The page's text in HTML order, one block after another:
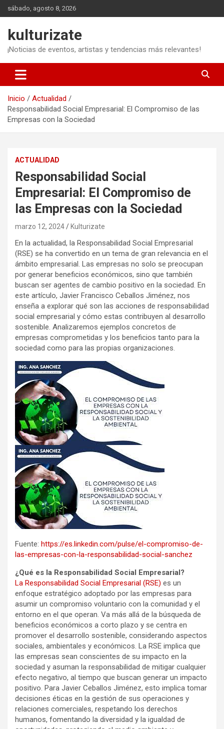
Saltar
al
sábado, agosto 8, 2026
kulturizate
¡Noticias de eventos, artistas y tendencias más relevantes!
Inicio
Actualidad
Responsabilidad Social Empresarial: El Compromiso de las
Empresas con la Sociedad
ACTUALIDAD
Responsabilidad Social
Empresarial: El Compromiso de
las Empresas con la Sociedad
marzo 12, 2024 Kulturizate
En la actualidad, la Responsabilidad Social Empresarial
(RSE) se ha convertido en un tema de gran relevancia en el
ámbito empresarial. Las empresas no solo se preocupan
por generar beneficios económicos, sino que también
buscan ser agentes de cambio positivo en la sociedad. En
este artículo, Javier Francisco Ceballos Jiménez, nos
enseña a explorar qué son las acciones de responsabilidad
social empresarial y cómo estas contribuyen al desarrollo
sostenible. Analizaremos ejemplos concretos de
empresas comprometidas y los beneficios tanto para la
sociedad como para las propias organizaciones.
Fuente: https://es.linkedin.com/pulse/el-compromiso-de-
las-empresas-con-la-responsabilidad-social-sanchez
¿Qué es la Responsabilidad Social Empresarial?
La Responsabilidad Social Empresarial (RSE) es un
enfoque estratégico adoptado por las empresas para
asumir un compromiso voluntario con la comunidad y el
entorno en el que operan. Va más allá de la búsqueda de
beneficios económicos a corto plazo y se centra en
promover el desarrollo sostenible, considerando aspectos
sociales, ambientales y económicos. La RSE implica que
las empresas sean conscientes de su impacto en la
sociedad y asuman la responsabilidad de mitigar cualquier
efecto negativo, al tiempo que buscan generar un impacto
positivo. Para Javier Ceballos Jiménez, esto implica tomar
decisiones éticas en la gestión de sus operaciones y
relaciones comerciales, respetando los derechos
humanos, fomentando la diversidad y la igualdad de